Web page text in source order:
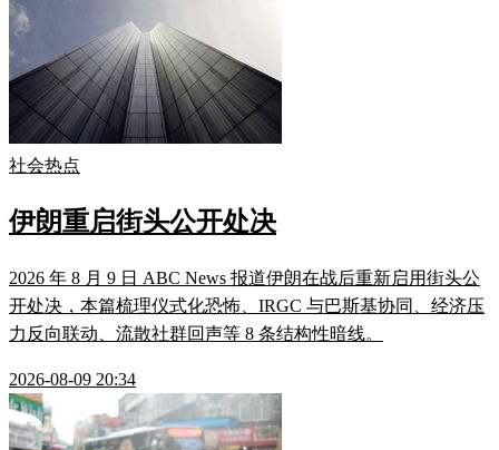
社会热点
伊朗重启街头公开处决
2026 年 8 月 9 日 ABC News 报道伊朗在战后重新启用街头公
开处决，本篇梳理仪式化恐怖、IRGC 与巴斯基协同、经济压
力反向联动、流散社群回声等 8 条结构性暗线。
2026-08-09 20:34